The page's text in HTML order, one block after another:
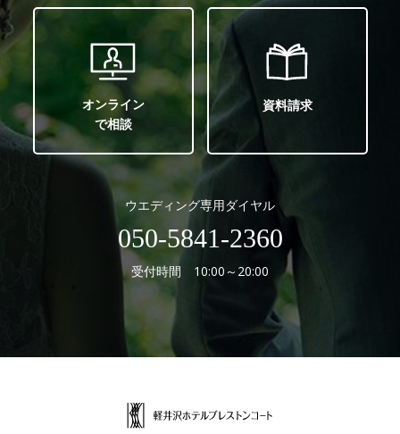
オンライン
で相談
資料請求
ウエディング専用ダイヤル
050-5841-2360
受付時間 10:00～20:00